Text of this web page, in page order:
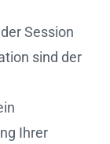
Session
sind der
Ihrer